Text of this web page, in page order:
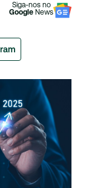
Siga-nos no
Google News